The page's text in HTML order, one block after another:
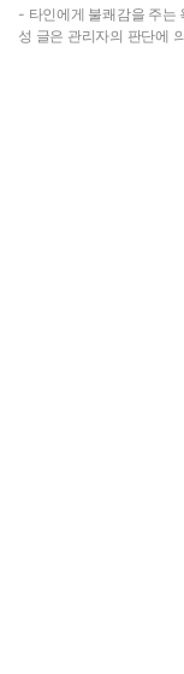
- 타인에게 불쾌감을 주는
성 글은 관리자의 판단에